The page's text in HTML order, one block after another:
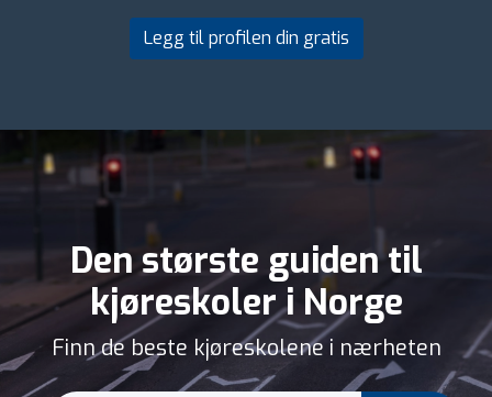
Legg til profilen din gratis
Den største guiden til
kjøreskoler i Norge
Finn de beste kjøreskolene i nærheten